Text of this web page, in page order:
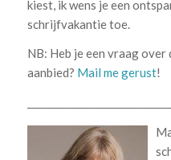
kiest, ik wens je een
schrijfvakantie toe.
NB: Heb je een vraag over
aanbied? Mail me gerust!